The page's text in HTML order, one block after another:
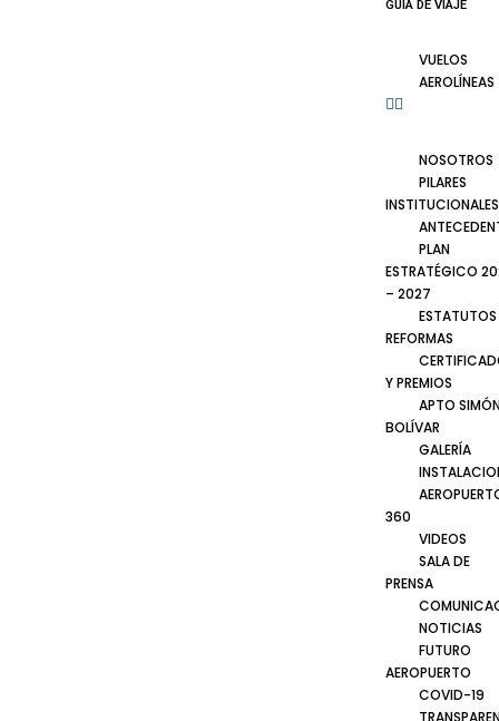
GUÍA DE VIAJE
VUELOS
AEROLÍNEAS
NOSOTROS
PILARES
INSTITUCIONALES
PLAN
ESTRATÉGICO
– 2027
ESTATUTOS
REFORMAS
Y PREMIOS
APTO
BOLÍVAR
GALERÍA
360
VIDEOS
SALA DE
PRENSA
NOTICIAS
FUTURO
AEROPUERTO
COVID-19